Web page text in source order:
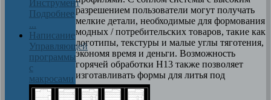
разрешением пользователи могут получать
мелкие детали, необходимые для формования
модных / потребительских товаров, такие как
логотипы, текстуры и малые углы тяготения,
экономя время и деньги. Возможность
горячей обработки H13 также позволяет
изготавливать формы для литья под
давлением.
Инструмент
Подробнее
...
Написание
Управляющей
программы
с
макросами